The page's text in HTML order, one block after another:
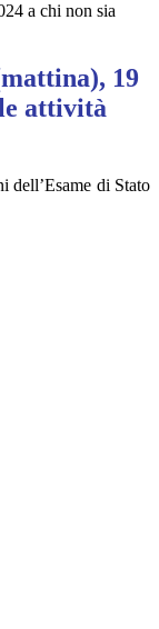
a chi non sia
19
attività
dell’Esame di Stato